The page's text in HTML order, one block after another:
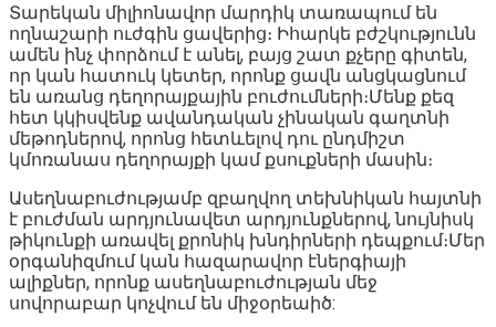
Տարեկան միլիոնավոր մարդիկ տառապում են
ողնաշարի ուժգին ցավերից։ Իհարկե բժշկությունն
ամեն ինչ փորձում է անել, բայց շատ քչերը գիտեն,
որ կան հատուկ կետեր, որոնք ցավն անցկացնում
են առանց դեղորայքային բուժումների։Մենք քեզ
հետ կկիսվենք ավանդական չինական գաղտնի
մեթոդներով, որոնց հետևելով դու ընդմիշտ
կմոռանաս դեղորայքի կամ քսուքների մասին։
Ասեղնաբուժությամբ զբաղվող տեխնիկան հայտնի
է բուժման արդյունավետ արդյունքներով, նույնիսկ
թիկունքի առավել քրոնիկ խնդիրների դեպքում։Մեր
օրգանիզմում կան հազարավոր էներգիայի
ալիքներ, որոնք ասեղնաբուժության մեջ
սովորաբար կոչվում են միջօրեաիծ: